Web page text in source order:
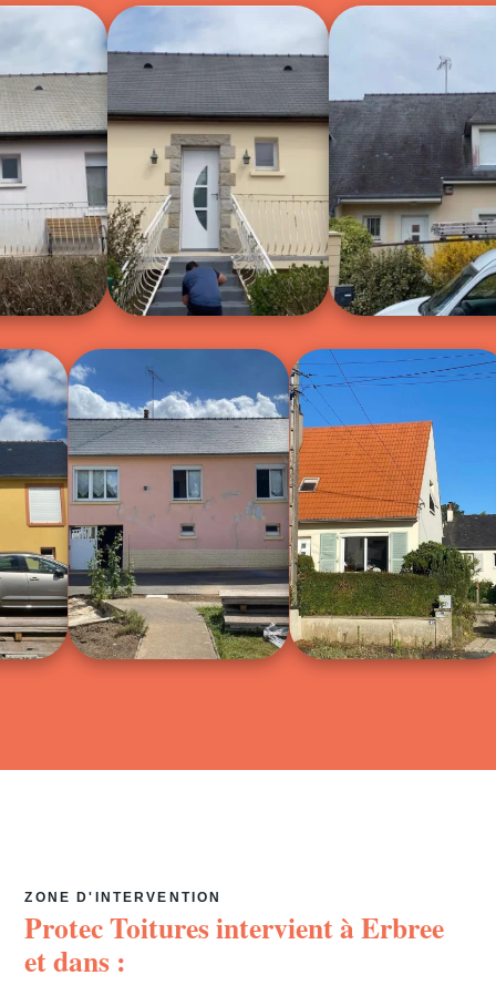
ZONE D'INTERVENTION
Protec Toitures intervient àErbree
et dans :